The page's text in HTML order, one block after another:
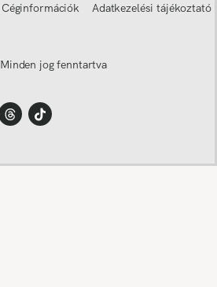
Céginformációk Adatkezelési tájékoztató
Minden jog fenntartva